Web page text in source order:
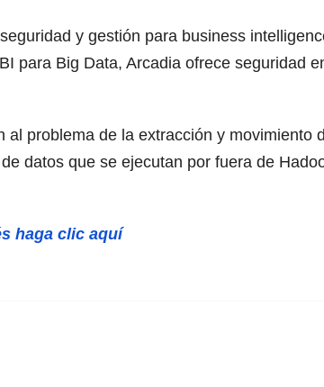
y gestión para business
para Big Data, Arcadia ofrece seguridad
al problema de la extracción y
datos que se ejecutan por fuera de
haga clic aquí